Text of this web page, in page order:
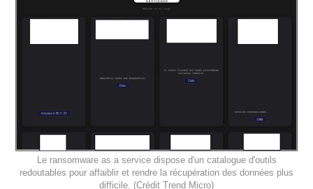
Le ransomware as a service dispose d'un catalogue d'outils
redoutables pour affaiblir et rendre la récupération des données plus
difficile. (Crédit Trend Micro)